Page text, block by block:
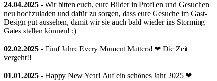
24.04.2025 - Wir bitten euch, eure Bilder in Profilen und Gesuchen
neu hochzuladen und dafür zu sorgen, dass eure Gesuche im Gast-
Design gut aussehen, damit wir sie auch bald wieder ins Storming
Gates stellen können! :)
02.02.2025 - Fünf Jahre Every Moment Matters! ❤ Die Zeit
vergeht!!
01.01.2025 - Happy New Year! Auf ein schönes Jahr 2025 ❤